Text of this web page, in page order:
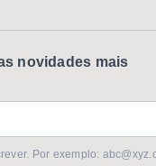
novidades mais
Por exemplo: